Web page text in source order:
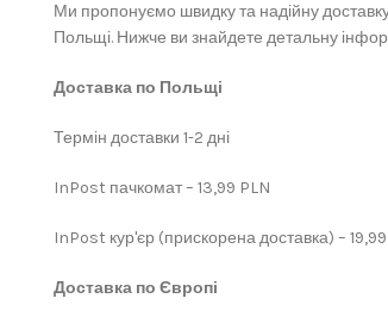
Ми пропонуємо швидку та надійну
Польщі. Нижче ви знайдете детальну
Доставка по Польщі
Термін доставки 1-2 дні
InPost пачкомат – 13,99 PLN
InPost кур'єр (прискорена доставка) –
Доставка по Європі